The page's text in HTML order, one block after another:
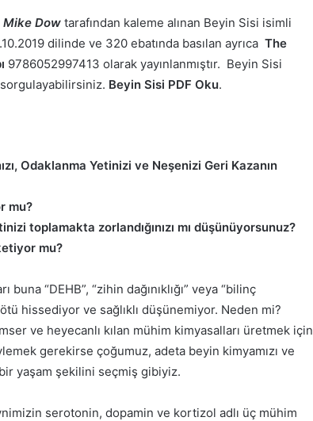
Mike Dow tarafından kaleme alınan Beyin Sisi isimli
dilinde ve 320 ebatında basılan ayrıca The
9786052997413 olarak yayınlanmıştır. Beyin Sisi
Beyin Sisi PDF Oku.
Odaklanma Yetinizi ve Neşenizi Geri Kazanın
mu?
toplamakta zorlandığınızı mı düşünüyorsunuz?
mu?
buna “DEHB”, “zihin dağınıklığı” veya “bilinç
hissediyor ve sağlıklı düşünemiyor. Neden mi?
ve heyecanlı kılan mühim kimyasalları üretmek için
gerekirse çoğumuz, adeta beyin kimyamızı ve
yaşam şekilini seçmiş gibiyiz.
serotonin, dopamin ve kortizol adlı üç mühim